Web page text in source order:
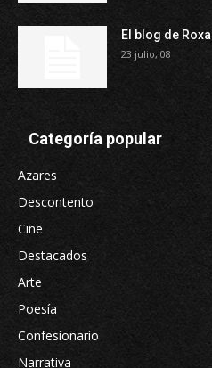
El blog de
23 julio, 08
Categoría popular
Azares
Descontento
Cine
Destacados
Arte
Poesía
Confesionario
Narrativa